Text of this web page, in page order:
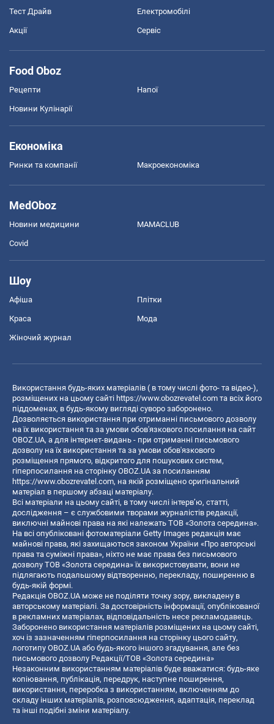
Тест Драйв Електромобілі
Акції Сервіс
Food Oboz
Рецепти Напої
Новини Кулінарії
Економіка
Ринки та компанії Макроекономіка
MedOboz
Новини медицини MAMACLUB
Covid
Шоу
Афіша Плітки
Краса Мода
Жіночий журнал
Використання будь-яких матеріалів ( в тому числі фото- та відео-),
розміщених на цьому сайті https://www.obozrevatel.com та всіх його
піддоменах, в будь-якому вигляді суворо заборонено.
Дозволяється використання при отриманні письмового дозволу
на їх використання та за умови обов'язкового посилання на сайт
OBOZ.UA, а для інтернет-видань - при отриманні письмового
дозволу на їх використання та за умови обов'язкового
розміщення прямого, відкритого для пошукових систем,
гіперпосилання на сторінку OBOZ.UA за посиланням
https://www.obozrevatel.com, на якій розміщено оригінальний
матеріал в першому абзаці матеріалу.
Всі матеріали на цьому сайті, в тому числі інтерв’ю, статті,
дослідження – є службовими творами журналістів редакції,
виключні майнові права на які належать ТОВ «Золота середина».
На всі опубліковані фотоматеріали Getty Images редакція має
майнові права, які захищаються законом України «Про авторські
права та суміжні права», ніхто не має права без письмового
дозволу ТОВ «Золота середина» їх використовувати, вони не
підлягають подальшому відтворенню, перекладу, поширенню в
будь-якій формі.
Редакція OBOZ.UA може не поділяти точку зору, викладену в
авторському матеріалі. За достовірність інформації, опублікованої
в рекламних матеріалах, відповідальність несе рекламодавець.
Заборонено використання матеріалів розміщених на цьому сайті,
хоч із зазначенням гіперпосилання на сторінку цього сайту,
логотипу OBOZ.UA або будь-якого іншого згадування, але без
письмового дозволу Редакції/ТОВ «Золота середина»
Незаконним використанням матеріалів буде вважатися: будь-яке
копiювання, публiкацiя, передрук, наступне поширення,
використання, переробка з використанням, включенням до
складу інших матеріалів, розповсюдження, адаптація, переклад
та інші подібні зміни матеріалу.